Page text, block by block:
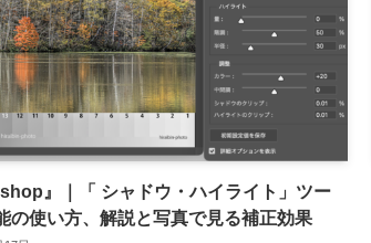
』｜「 シャドウ・ハイライト」ツー
の使い方、解説と写真で見る補正効果